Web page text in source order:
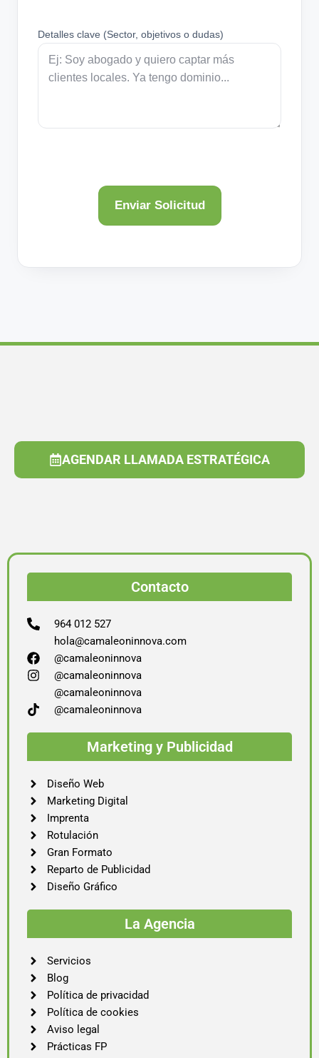
Detalles clave (Sector, objetivos o dudas)
AGENDAR LLAMADA ESTRATÉGICA
Contacto
964 012 527
hola@camaleoninnova.com
@camaleoninnova
@camaleoninnova
@camaleoninnova
@camaleoninnova
Marketing y Publicidad
Diseño Web
Marketing Digital
Imprenta
Rotulación
Gran Formato
Reparto de Publicidad
Diseño Gráfico
La Agencia
Servicios
Blog
Política de privacidad
Política de cookies
Aviso legal
Prácticas FP